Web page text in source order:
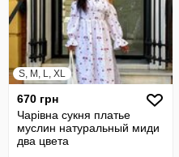
S, M, L, XL
670 грн
Чарівна сукня платье
муслин натуральный миди
два цвета